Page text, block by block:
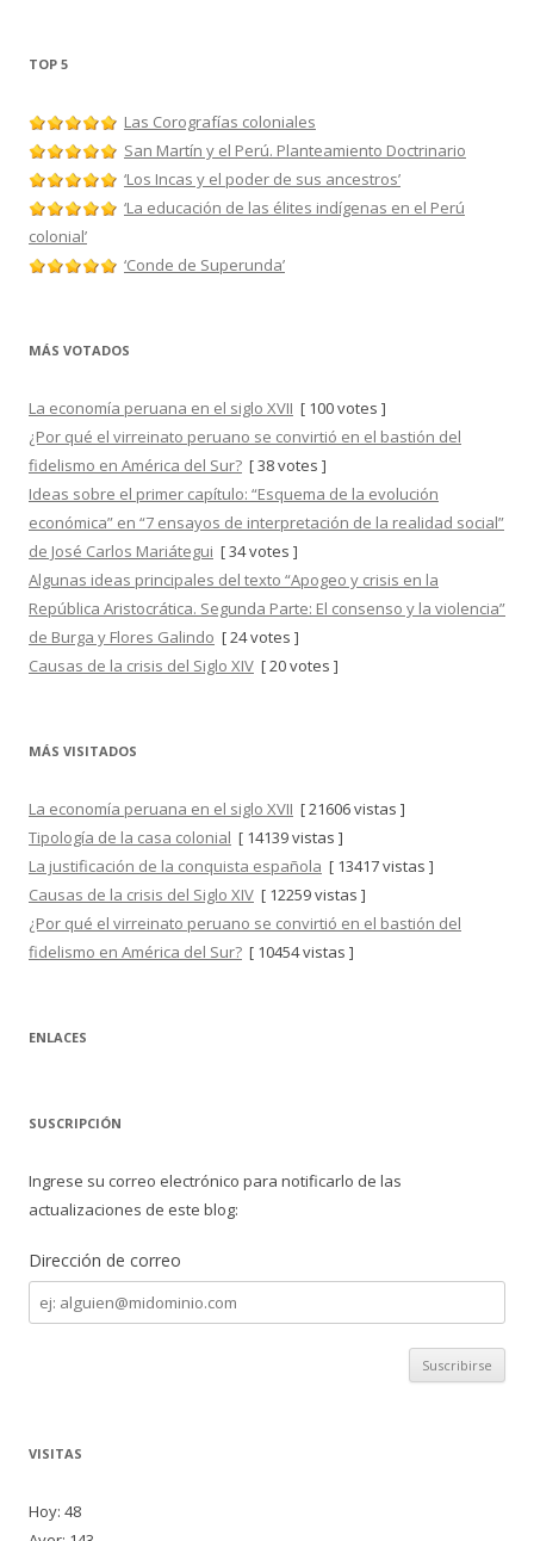
TOP 5
Las Corografías coloniales
San Martín y el Perú. Planteamiento Doctrinario
‘Los Incas y el poder de sus ancestros’
‘La educación de las élites indígenas en el Perú
colonial’
‘Conde de Superunda’
MÁS VOTADOS
La economía peruana en el siglo XVII [ 100 votes ]
¿Por qué el virreinato peruano se convirtió en el bastión del
fidelismo en América del Sur? [ 38 votes ]
Ideas sobre el primer capítulo: “Esquema de la evolución
económica” en “7 ensayos de interpretación de la realidad social”
de José Carlos Mariátegui [ 34 votes ]
Algunas ideas principales del texto “Apogeo y crisis en la
República Aristocrática. Segunda Parte: El consenso y la violencia”
de Burga y Flores Galindo [ 24 votes ]
Causas de la crisis del Siglo XIV [ 20 votes ]
MÁS VISITADOS
La economía peruana en el siglo XVII [ 21606 vistas ]
Tipología de la casa colonial [ 14139 vistas ]
La justificación de la conquista española [ 13417 vistas ]
Causas de la crisis del Siglo XIV [ 12259 vistas ]
¿Por qué el virreinato peruano se convirtió en el bastión del
fidelismo en América del Sur? [ 10454 vistas ]
ENLACES
SUSCRIPCIÓN
Ingrese su correo electrónico para notificarlo de las
actualizaciones de este blog:
Dirección de correo
Dirección
de
correo
VISITAS
Hoy: 48